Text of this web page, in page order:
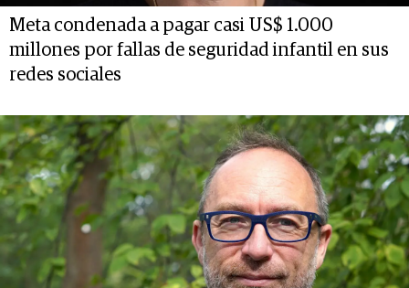
Meta condenada a pagar casi US$ 1.000
millones por fallas de seguridad infantil en sus
redes sociales